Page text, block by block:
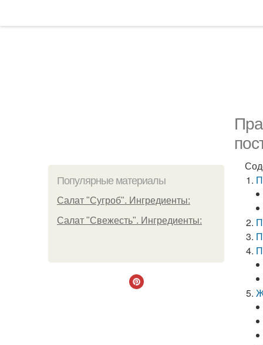
Популярные материалы
Салат "Сугроб". Ингредиенты:
Салат "Свежесть". Ингредиенты: